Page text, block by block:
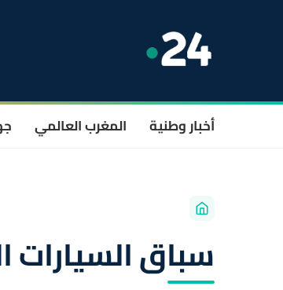
أخبار وطنية المغرب العالمي
سباق السيارات